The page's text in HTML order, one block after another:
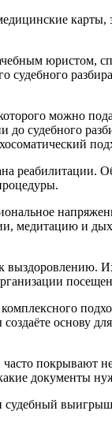
карты,
судебного
можно
судебного
медитацию и
основу
покрывают
документы